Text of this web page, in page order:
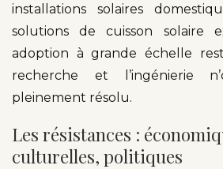
installations solaires
solutions de cuisson solaire
adoption à grande échelle
recherche et l’ingénierie
pleinement résolu.
Les résistances :
culturelles, politiques